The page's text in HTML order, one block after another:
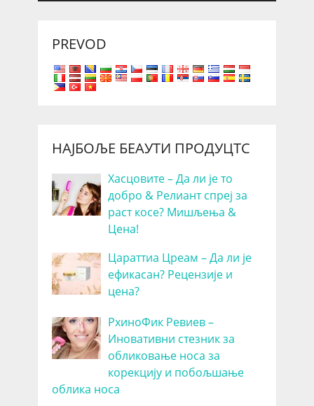
PREVOD
НАЈБОЉЕ БЕАУТИ ПРОДУЦТС
Хасцовите – Да ли је то
добро & Релиант спреј за
раст косе? Мишљења &
Цена!
Цараттиа Цреам – Да ли је
ефикасан? Рецензије и
цена?
РхиноФик Ревиев –
Иновативни стезник за
обликовање носа за
корекцију и побољшање
облика носа